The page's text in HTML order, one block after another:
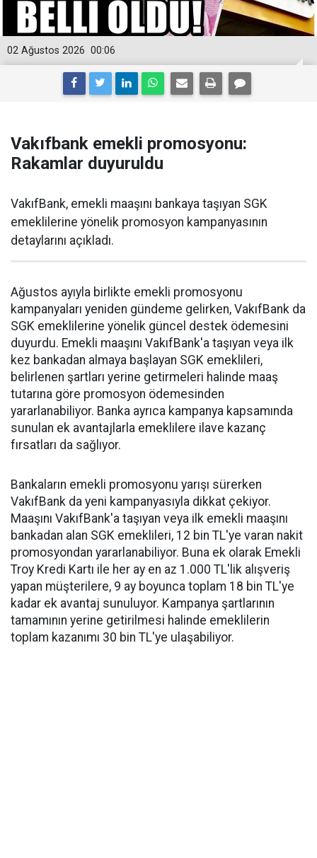
00:06
02 Ağustos 2026
Vakıfbank emekli promosyonu:
Rakamlar duyuruldu
VakıfBank, emekli maaşını bankaya taşıyan SGK
emeklilerine yönelik promosyon kampanyasının
detaylarını açıkladı.
Ağustos ayıyla birlikte emekli promosyonu
kampanyaları yeniden gündeme gelirken, VakıfBank da
SGK emeklilerine yönelik güncel destek ödemesini
duyurdu. Emekli maaşını VakıfBank'a taşıyan veya ilk
kez bankadan almaya başlayan SGK emeklileri,
belirlenen şartları yerine getirmeleri halinde maaş
tutarına göre promosyon ödemesinden
yararlanabiliyor. Banka ayrıca kampanya kapsamında
sunulan ek avantajlarla emeklilere ilave kazanç
fırsatları da sağlıyor.
Bankaların emekli promosyonu yarışı sürerken
VakıfBank da yeni kampanyasıyla dikkat çekiyor.
Maaşını VakıfBank'a taşıyan veya ilk emekli maaşını
bankadan alan SGK emeklileri, 12 bin TL'ye varan nakit
promosyondan yararlanabiliyor. Buna ek olarak Emekli
Troy Kredi Kartı ile her ay en az 1.000 TL'lik alışveriş
yapan müşterilere, 9 ay boyunca toplam 18 bin TL'ye
kadar ek avantaj sunuluyor. Kampanya şartlarının
tamamının yerine getirilmesi halinde emeklilerin
toplam kazanımı 30 bin TL'ye ulaşabiliyor.